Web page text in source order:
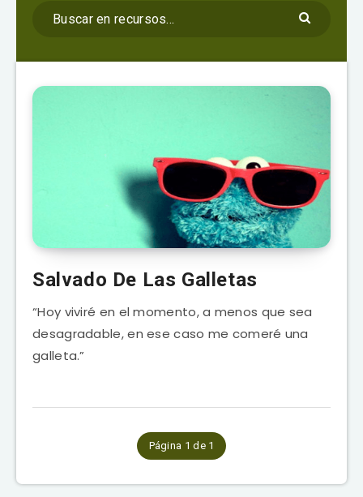
Salvado De Las Galletas
“Hoy viviré en el momento, a menos que sea
desagradable, en ese caso me comeré una
galleta.”
Página 1 de 1